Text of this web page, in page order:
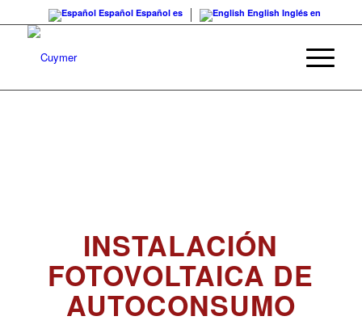
Español Español es English Inglés en
INSTALACIÓN
FOTOVOLTAICA DE
AUTOCONSUMO